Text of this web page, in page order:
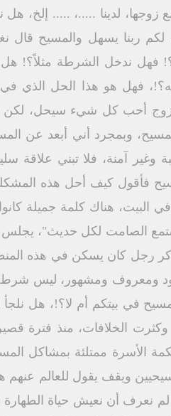
زوجها، لدينا .....، ..... إلخ،
لكم ربنا يسهل والمسيح
ندخل الشرطة مثلاً؟! هل
فهل هو هذا الحل الذي
أحب كل شيء سيحل، لكن
وبمجرد أني أبعد عن
آمنة، فلا تبني علاقة
فأقول كيف أحل هذه
هناك كلمة جميلة
الصامت لكل حديث"،
رجل كان يسكن في هذه
ومعروف ومشهور، ليس شرط
في بيتكم أم لا؟!، هل
الخلافات، منذ فترة
ممتلئة بمشاكل
ويقف يقول للعالم عنهم
لم نعرف أن نعيش حياة